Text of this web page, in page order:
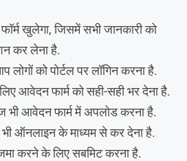
खुलेगा, जिसमें सभी जानकारी को
कर लेना है.
लोगों को पोर्टल पर लॉगिन करना है.
आवेदन फार्म को सही-सही भर देना है.
भी आवेदन फार्म में अपलोड करना है.
ऑनलाइन के माध्यम से कर देना है.
करने के लिए सबमिट करना है.